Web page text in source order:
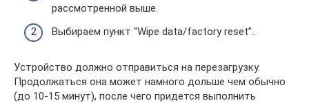
рассмотренной выше.
Выбираем пункт “Wipe data/factory reset”..
Устройство должно отправиться на перезагрузку.
Продолжаться она может намного дольше чем обычно
(до 10-15 минут), после чего придется выполнить